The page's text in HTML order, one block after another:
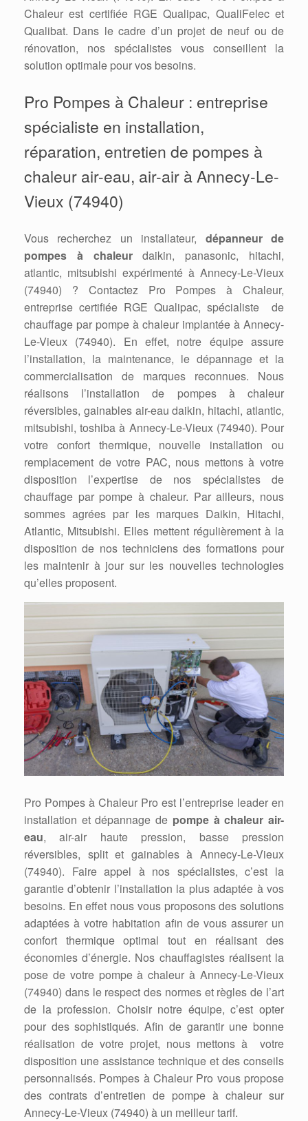
Chaleur est certifiée RGE Qualipac, QualiFelec et
Qualibat. Dans le cadre d’un projet de neuf ou de
rénovation, nos spécialistes vous conseillent la
solution optimale pour vos besoins.
Pro Pompes à Chaleur : entreprise
spécialiste en installation,
réparation, entretien de pompes à
chaleur air-eau, air-air à Annecy-Le-
Vieux (74940)
Vous recherchez un installateur, dépanneur de
pompes à chaleurdaikin, panasonic, hitachi,
atlantic, mitsubishi expérimenté à Annecy-Le-Vieux
(74940) ? Contactez Pro Pompes à Chaleur,
entreprise certifiée RGE Qualipac, spécialiste de
chauffage par pompe à chaleur implantée à Annecy-
Le-Vieux (74940). En effet, notre équipe assure
l’installation, la maintenance, le dépannage et la
commercialisation de marques reconnues. Nous
réalisons l’installation de pompes à chaleur
réversibles, gainables air-eau daikin, hitachi, atlantic,
mitsubishi, toshiba à Annecy-Le-Vieux (74940). Pour
votre confort thermique, nouvelle installation ou
remplacement de votre PAC, nous mettons à votre
disposition l’expertise de nos spécialistes de
chauffage par pompe à chaleur. Par ailleurs, nous
sommes agrées par les marques Daikin, Hitachi,
Atlantic, Mitsubishi. Elles mettent régulièrement à la
disposition de nos techniciens des formations pour
les maintenir à jour sur les nouvelles technologies
qu’elles proposent.
Pro Pompes à Chaleur Pro est l’entreprise leader en
installation et dépannage de pompe à chaleur air-
eau, air-air haute pression, basse pression
réversibles, split et gainables à Annecy-Le-Vieux
(74940). Faire appel à nos spécialistes, c’est la
garantie d’obtenir l’installation la plus adaptée à vos
besoins. En effet nous vous proposons des solutions
adaptées à votre habitation afin de vous assurer un
confort thermique optimal tout en réalisant des
économies d’énergie. Nos chauffagistes réalisent la
pose de votre pompe à chaleur à Annecy-Le-Vieux
(74940) dans le respect des normes et règles de l’art
de la profession. Choisir notre équipe, c’est opter
pour des sophistiqués. Afin de garantir une bonne
réalisation de votre projet, nous mettons à votre
disposition une assistance technique et des conseils
personnalisés. Pompes à Chaleur Pro vous propose
des contrats d’entretien de pompe à chaleur sur
Annecy-Le-Vieux (74940) à un meilleur tarif.